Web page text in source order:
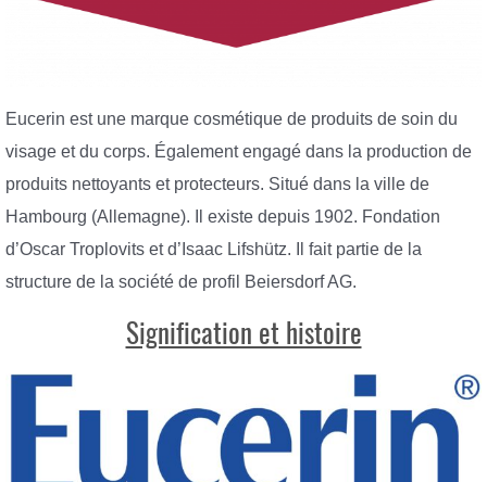
Eucerin est une marque cosmétique de produits de soin du
visage et du corps. Également engagé dans la production de
produits nettoyants et protecteurs. Situé dans la ville de
Hambourg (Allemagne). Il existe depuis 1902. Fondation
d’Oscar Troplovits et d’Isaac Lifshütz. Il fait partie de la
structure de la société de profil Beiersdorf AG.
Signification et histoire